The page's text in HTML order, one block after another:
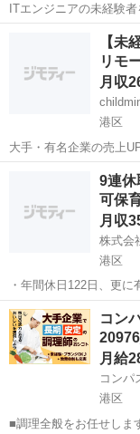
ITエンジニアの未経験
につけていきたい方！
付き！ ・現場で生
使って研修ができ...
そ
【未
リモ
月収
港区
大手・有名企業の売上
データサイエンスやAI企
9連
可保
月収
株式会
港区
・年間休日122日、更
でメリハリをつけた働
業の認定を受けた数少
100%、男性の取得実績
東京 港区 保育
コン
月給
コンパ
港区
■調理全般をお任せしま